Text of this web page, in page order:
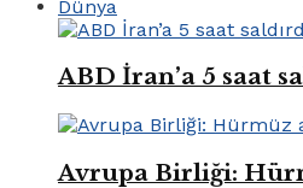
Dünya
ABD İran’a 5 saat
Avrupa Birliği: